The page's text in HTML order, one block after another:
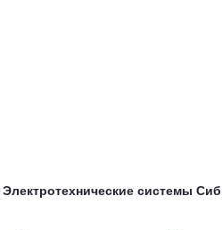
Электротехнические системы